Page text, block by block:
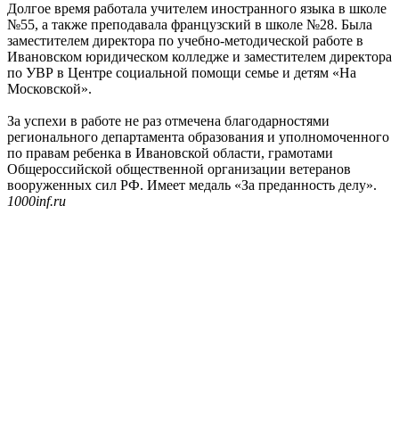
Долгое время работала учителем иностранного языка в школе
№55, а также преподавала французский в школе №28. Была
заместителем директора по учебно-методической работе в
Ивановском юридическом колледже и заместителем директора
по УВР в Центре социальной помощи семье и детям «На
Московской».
За успехи в работе не раз отмечена благодарностями
регионального департамента образования и уполномоченного
по правам ребенка в Ивановской области, грамотами
Общероссийской общественной организации ветеранов
вооруженных сил РФ. Имеет медаль «За преданность делу».
1000inf.ru